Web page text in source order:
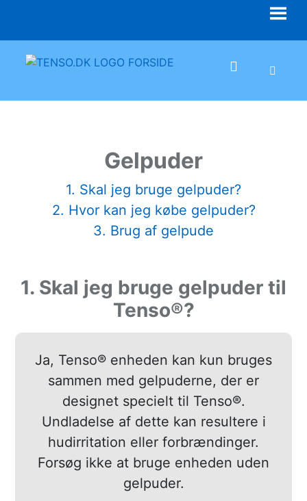
content
Gelpuder
1. Skal jeg bruge gelpuder?
2. Hvor kan jeg købe gelpuder?
3. Brug af gelpude
1. Skal jeg bruge gelpuder til
Tenso®?
Ja, Tenso® enheden kan kun bruges
sammen med gelpuderne, der er
designet specielt til Tenso®.
Undladelse af dette kan resultere i
hudirritation eller forbrændinger.
Forsøg ikke at bruge enheden uden
gelpuder.